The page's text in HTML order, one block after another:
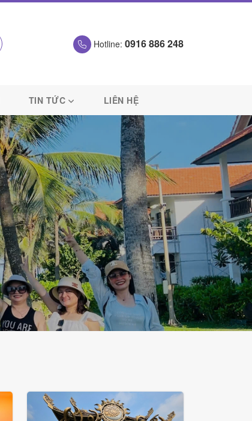
Hotline: 0916 886 248
TIN TỨC LIÊN HỆ